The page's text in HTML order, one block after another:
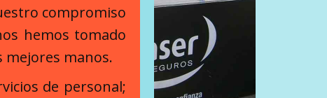
compromiso
hemos tomado
mejores manos.
de personal;